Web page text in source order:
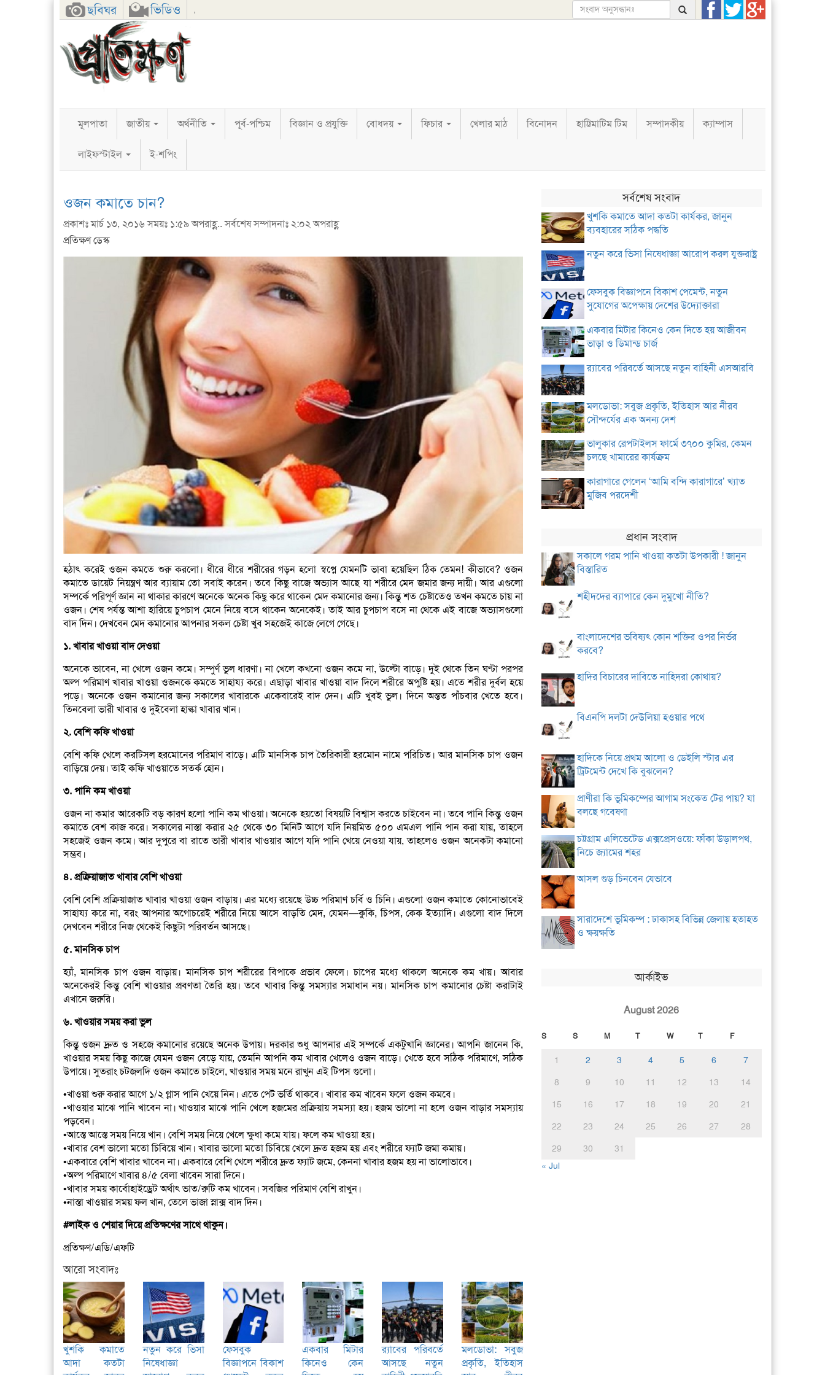
ছবিঘর ভিডিও ,
FacebookTwitterGoogle+
মূলপাতা জাতীয় অর্থনীতি পূর্ব-পশ্চিম বিজ্ঞান ও প্রযুক্তি বোধদয় ফিচার খেলার মাঠ বিনোদন হাট্টিমাটিম টিম সম্পাদকীয় ক্যাম্পাস
লাইফস্টাইল ই-শপিং
ওজন কমাতে চান?
প্রকাশঃ মার্চ ১৩, ২০১৬ সময়ঃ ১:৫৯ অপরাহ্ণ.. সর্বশেষ সম্পাদনাঃ ২:০২ অপরাহ্ণ
প্রতিক্ষণ ডেস্ক
হঠাৎ করেই ওজন কমতে শুরু করলো। ধীরে ধীরে শরীরের গড়ন হলো স্বপ্নে যেমনটি ভাবা হয়েছিল ঠিক তেমন! কীভাবে? ওজন
কমাতে ডায়েট নিয়ন্ত্রণ আর ব্যায়াম তো সবাই করেন। তবে কিছু বাজে অভ্যাস আছে যা শরীরে মেদ জমার জন্য দায়ী। আর এগুলো
সম্পর্কে পরিপূর্ণ জ্ঞান না থাকার কারণে অনেকে অনেক কিছু করে থাকেন মেদ কমানোর জন্য। কিন্তু শত চেষ্টাতেও তখন কমতে চায় না
ওজন। শেষ পর্যন্ত আশা হারিয়ে চুপচাপ মেনে নিয়ে বসে থাকেন অনেকেই। তাই আর চুপচাপ বসে না থেকে এই বাজে অভ্যাসগুলো
বাদ দিন। দেখবেন মেদ কমানোর আপনার সকল চেষ্টা খুব সহজেই কাজে লেগে গেছে।
১. খাবার খাওয়া বাদ দেওয়া
অনেকে ভাবেন, না খেলে ওজন কমে। সম্পুর্ণ ভুল ধারণা। না খেলে কখনো ওজন কমে না, উল্টো বাড়ে। দুই থেকে তিন ঘণ্টা পরপর
অল্প পরিমাণ খাবার খাওয়া ওজনকে কমতে সাহায্য করে। এছাড়া খাবার খাওয়া বাদ দিলে শরীরে অপুষ্টি হয়। এতে শরীর দুর্বল হয়ে
পড়ে। অনেকে ওজন কমানোর জন্য সকালের খাবারকে একেবারেই বাদ দেন। এটি খুবই ভুল। দিনে অন্তত পাঁচবার খেতে হবে।
তিনবেলা ভারী খাবার ও দুইবেলা হাল্কা খাবার খান।
২. বেশি কফি খাওয়া
বেশি কফি খেলে করটিসল হরমোনের পরিমাণ বাড়ে। এটি মানসিক চাপ তৈরিকারী হরমোন নামে পরিচিত। আর মানসিক চাপ ওজন
বাড়িয়ে দেয়। তাই কফি খাওয়াতে সতর্ক হোন।
৩. পানি কম খাওয়া
ওজন না কমার আরেকটি বড় কারণ হলো পানি কম খাওয়া। অনেকে হয়তো বিষয়টি বিশ্বাস করতে চাইবেন না। তবে পানি কিন্তু ওজন
কমাতে বেশ কাজ করে। সকালের নাস্তা করার ২৫ থেকে ৩০ মিনিট আগে যদি নিয়মিত ৫০০ এমএল পানি পান করা যায়, তাহলে
সহজেই ওজন কমে। আর দুপুরে বা রাতে ভারী খাবার খাওয়ার আগে যদি পানি খেয়ে নেওয়া যায়, তাহলেও ওজন অনেকটা কমানো
সম্ভব।
৪. প্রক্রিয়াজাত খাবার বেশি খাওয়া
বেশি বেশি প্রক্রিয়াজাত খাবার খাওয়া ওজন বাড়ায়। এর মধ্যে রয়েছে উচ্চ পরিমাণ চর্বি ও চিনি। এগুলো ওজন কমাতে কোনোভাবেই
সাহায্য করে না, বরং আপনার অগোচরেই শরীরে নিয়ে আসে বাড়তি মেদ, যেমন—কুকি, চিপস, কেক ইত্যাদি। এগুলো বাদ দিলে
দেখবেন শরীরে নিজ থেকেই কিছুটা পরিবর্তন আসছে।
৫. মানসিক চাপ
হ্যাঁ, মানসিক চাপ ওজন বাড়ায়। মানসিক চাপ শরীরের বিপাকে প্রভাব ফেলে। চাপের মধ্যে থাকলে অনেকে কম খায়। আবার
অনেকেরই কিন্তু বেশি খাওয়ার প্রবণতা তৈরি হয়। তবে খাবার কিন্তু সমস্যার সমাধান নয়। মানসিক চাপ কমানোর চেষ্টা করাটাই
এখানে জরুরি।
৬. খাওয়ার সময় করা ভুল
কিন্তু ওজন দ্রুত ও সহজে কমানোর রয়েছে অনেক উপায়। দরকার শুধু আপনার এই সম্পর্কে একটুখানি জ্ঞানের। আপনি জানেন কি,
খাওয়ার সময় কিছু কাজে যেমন ওজন বেড়ে যায়, তেমনি আপনি কম খাবার খেলেও ওজন বাড়ে। খেতে হবে সঠিক পরিমাণে, সঠিক
উপায়ে। সুতরাং চটজলদি ওজন কমাতে চাইলে, খাওয়ার সময় মনে রাখুন এই টিপস গুলো।
•খাওয়া শুরু করার আগে ১/২ গ্লাস পানি খেয়ে নিন। এতে পেট ভর্তি থাকবে। খাবার কম খাবেন ফলে ওজন কমবে।
•খাওয়ার মাঝে পানি খাবেন না। খাওয়ার মাঝে পানি খেলে হজমের প্রক্রিয়ায় সমস্যা হয়। হজম ভালো না হলে ওজন বাড়ার সমস্যায়
পড়বেন।
•আস্তে আস্তে সময় নিয়ে খান। বেশি সময় নিয়ে খেলে ক্ষুধা কমে যায়। ফলে কম খাওয়া হয়।
•খাবার বেশ ভালো মতো চিবিয়ে খান। খাবার ভালো মতো চিবিয়ে খেলে দ্রুত হজম হয় এবং শরীরে ফ্যাট জমা কমায়।
•একবারে বেশি খাবার খাবেন না। একবারে বেশি খেলে শরীরে দ্রুত ফ্যাট জমে, কেননা খাবার হজম হয় না ভালোভাবে।
•অল্প পরিমাণে খাবার ৪/৫ বেলা খাবেন সারা দিনে।
•খাবার সময় কার্বোহাইড্রেট অর্থাৎ ভাত/রুটি কম খাবেন। সবজির পরিমাণ বেশি রাখুন।
•নাস্তা খাওয়ার সময় ফল খান, তেলে ভাজা স্নাক্স বাদ দিন।
#লাইক ও শেয়ার দিয়ে প্রতিক্ষণের সাথে থাকুন।
প্রতিক্ষণ/এডি/এফটি
আরো সংবাদঃ
খুশকি কমাতে
আদা কতটা
নতুন করে ভিসা
নিষেধাজ্ঞা
ফেসবুক
বিজ্ঞাপনে বিকাশ
একবার মিটার
কিনেও কেন
র‌্যাবের পরিবর্তে
আসছে নতুন
মলডোভা: সবুজ
প্রকৃতি, ইতিহাস
সর্বশেষ সংবাদ
খুশকি কমাতে আদা কতটা কার্যকর, জানুন
ব্যবহারের সঠিক পদ্ধতি
নতুন করে ভিসা নিষেধাজ্ঞা আরোপ করল যুক্তরাষ্ট্র
ফেসবুক বিজ্ঞাপনে বিকাশ পেমেন্ট, নতুন
সুযোগের অপেক্ষায় দেশের উদ্যোক্তারা
একবার মিটার কিনেও কেন দিতে হয় আজীবন
ভাড়া ও ডিমান্ড চার্জ
র‌্যাবের পরিবর্তে আসছে নতুন বাহিনী এসআরবি
মলডোভা: সবুজ প্রকৃতি, ইতিহাস আর নীরব
সৌন্দর্যের এক অনন্য দেশ
ভালুকার রেপটাইলস ফার্মে ৩৭০০ কুমির, কেমন
চলছে খামারের কার্যক্রম
কারাগারে গেলেন ‘আমি বন্দি কারাগারে’ খ্যাত
মুজিব পরদেশী
প্রধান সংবাদ
সকালে গরম পানি খাওয়া কতটা উপকারী ! জানুন
বিস্তারিত
শহীদদের ব্যাপারে কেন দুমুখো নীতি?
বাংলাদেশের ভবিষ্যৎ কোন শক্তির ওপর নির্ভর
করবে?
হাদির বিচারের দাবিতে নাহিদরা কোথায়?
বিএনপি দলটা দেউলিয়া হওয়ার পথে
হাদিকে নিয়ে প্রথম আলো ও ডেইলি স্টার এর
ট্রিটমেন্ট দেখে কি বুঝলেন?
প্রাণীরা কি ভূমিকম্পের আগাম সংকেত টের পায়? যা
বলছে গবেষণা
চট্টগ্রাম এলিভেটেড এক্সপ্রেসওয়ে: ফাঁকা উড়ালপথ,
নিচে জ্যামের শহর
আসল গুড় চিনবেন যেভাবে
সারাদেশে ভূমিকম্প : ঢাকাসহ বিভিন্ন জেলায় হতাহত
ও ক্ষয়ক্ষতি
আর্কাইভ
August 2026
S S M T W T F
1 2 3 4 5 6
7
8
9 10 11 12 13
14
15
16 17 18 19 20
21
22
23 24 25 26 27
28
29
30
31
« Jul